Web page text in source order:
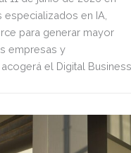
en IA,
para generar mayor
empresas y
el Digital